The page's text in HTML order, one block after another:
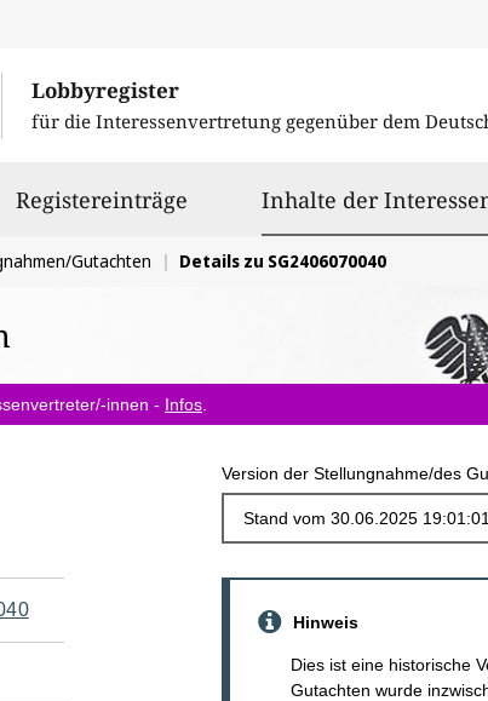
Lobbyregister
für die Interessenvertretung gegenüber dem
Registereinträge Inhalte der
Gutachten Details zu SG2406070040
innen - Infos
Version der Stellungnahme/des
Hinweis
Dies ist eine historische
Gutachten wurde